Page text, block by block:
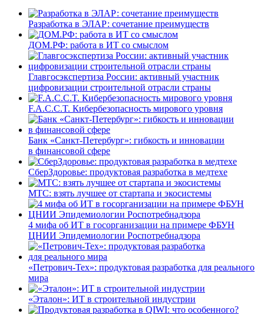
Разработка в ЭЛАР: сочетание преимуществ
ДОМ.РФ: работа в ИТ со смыслом
Главгосэкспертиза России: активный участник
цифровизации строительной отрасли страны
F.A.C.C.T. Кибербезопасность мирового уровня
Банк «Санкт-Петербург»: гибкость и инновации
в финансовой сфере
СберЗдоровье: продуктовая разработка в медтехе
МТС: взять лучшее от стартапа и экосистемы
4 мифа об ИТ в госорганизации на примере ФБУН
ЦНИИ Эпидемиологии Роспотребнадзора
«Петрович-Тех»: продуктовая разработка для реального
мира
«Эталон»: ИТ в строительной индустрии